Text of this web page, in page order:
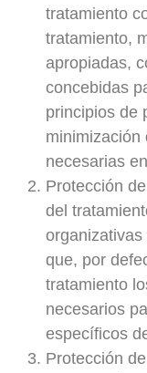
tratamiento
tratamiento,
apropiadas,
concebidas
principios de
minimización
necesarias
Protección
del
que, por
tratamiento
necesarios
específicos
Protección